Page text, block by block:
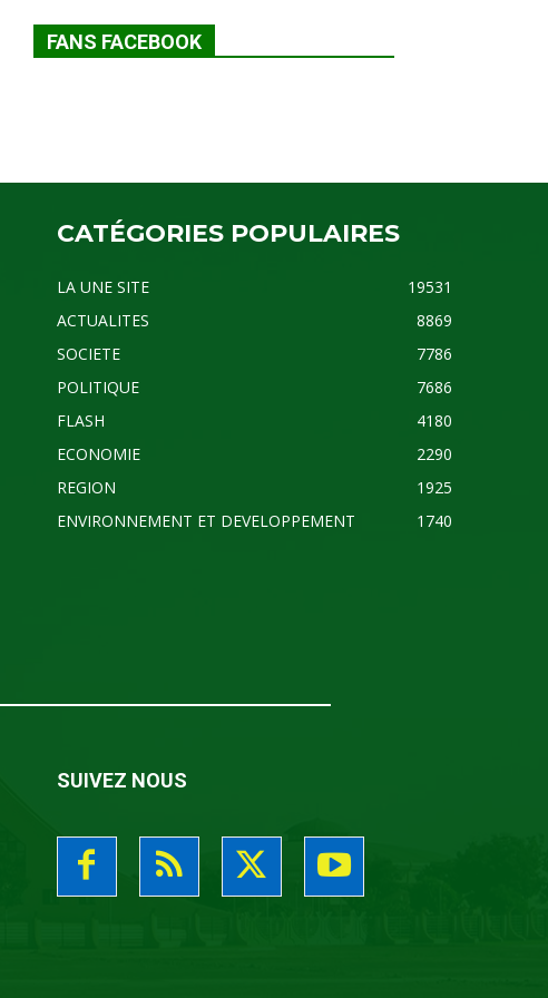
FANS FACEBOOK
CATÉGORIES POPULAIRES
LA UNE SITE
19531
ACTUALITES
8869
SOCIETE
7786
POLITIQUE
7686
FLASH
4180
ECONOMIE
2290
REGION
1925
ENVIRONNEMENT ET DEVELOPPEMENT
1740
SUIVEZ NOUS